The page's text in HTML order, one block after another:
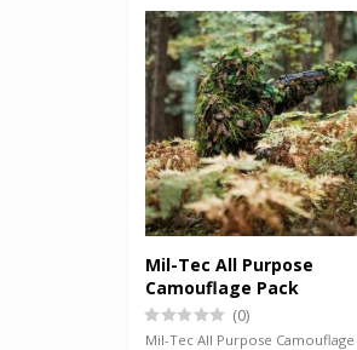
Mil-Tec All Purpose
Camouflage Pack
(0)
Mil-Tec All Purpose Camouflage